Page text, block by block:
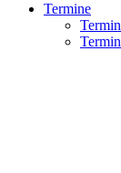
Termine